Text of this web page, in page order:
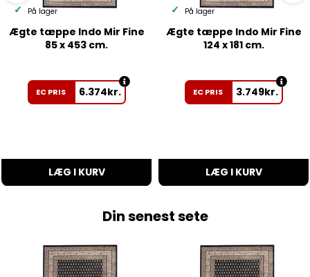
På lager
Ægte tæppe Indo Mir Fine
85 x 453 cm.
EC PRIS 6.374kr.
LÆG I KURV
På lager
Ægte tæppe Indo Mir Fine
124 x 181 cm.
EC PRIS 3.749kr.
LÆG I KURV
Din senest sete